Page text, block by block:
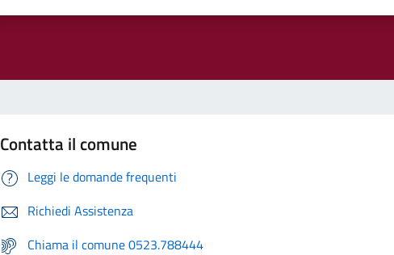
Contatta il comune
Leggi le domande frequenti
Richiedi Assistenza
Chiama il comune 0523.788444